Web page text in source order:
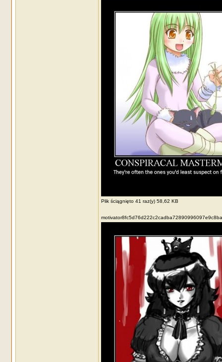
Plik ściągnięto 41 raz(y) 58,62 KB